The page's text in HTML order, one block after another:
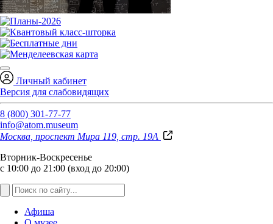
Личный кабинет
Версия для слабовидящих
8 (800) 301-77-77
info@atom.museum
Москва, проспект Мира 119, стр. 19А
Вторник-Воскресенье
с 10:00 до 21:00 (вход до 20:00)
Афиша